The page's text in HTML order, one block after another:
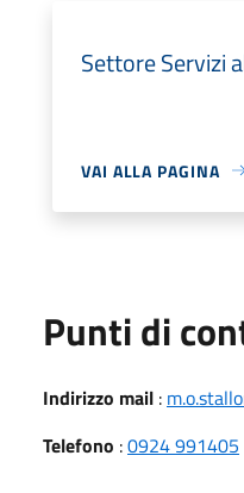
Settore Servizi
VAI ALLA PAGINA
Punti di
Indirizzo mail :
Telefono :0924 991405